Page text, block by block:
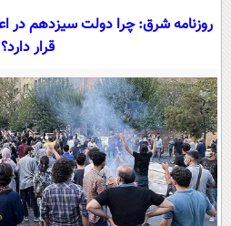
سیاسی
اقتصاد
اقتصادی
خودرو
جامعه
اجتماعی
حوادث
سلامت
یک برش دانایی
ورزشی
بین الملل
سیاست خارجی
فرهنگ و
علم و دانش
روزنامه شرق: چرا دولت سیزدهم در
قرار دارد؟